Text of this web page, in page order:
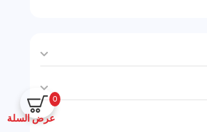
0
عرض السلة